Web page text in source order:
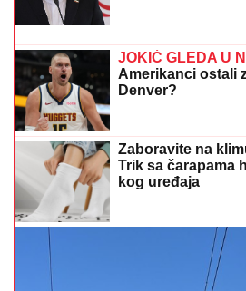
TRESE SE VAŠINGTON!Kineski
ide u OPASNU MISIJU – Pravi
nuklearnih bombardera! (VIDEO)
Bojana Barović
razlogom, emocije
"Prošlo je 10